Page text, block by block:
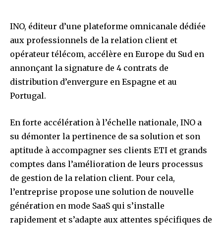
INO, éditeur d’une plateforme omnicanale dédiée
aux professionnels de la relation client et
opérateur télécom, accélère en Europe du Sud en
annonçant la signature de 4 contrats de
distribution d’envergure en Espagne et au
Portugal.
En forte accélération à l’échelle nationale, INO a
su démonter la pertinence de sa solution et son
aptitude à accompagner ses clients ETI et grands
comptes dans l’amélioration de leurs processus
de gestion de la relation client. Pour cela,
l’entreprise propose une solution de nouvelle
génération en mode SaaS qui s’installe
rapidement et s’adapte aux attentes spécifiques de